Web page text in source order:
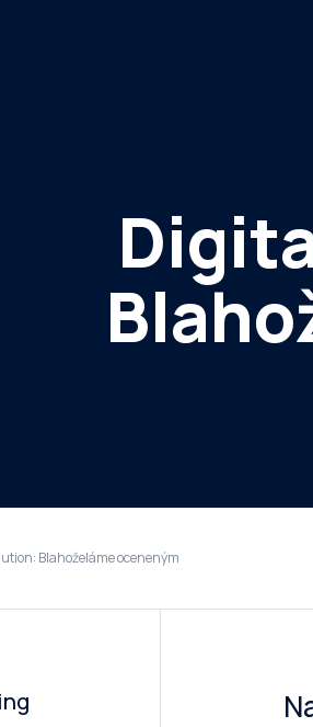
Blahoželáme oceneným